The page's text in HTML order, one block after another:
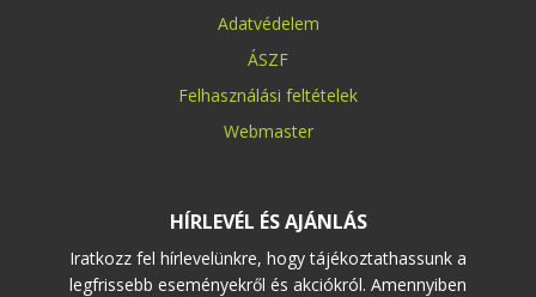
Adatvédelem
ÁSZF
Felhasználási feltételek
Webmaster
HÍRLEVÉL ÉS AJÁNLÁS
Iratkozz fel hírlevelünkre, hogy tájékoztathassunk a
legfrissebb eseményekről és akciókról. Amennyiben